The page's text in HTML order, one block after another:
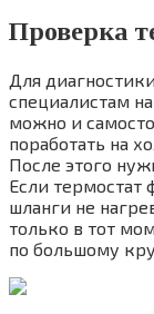
Проверка
Для
специалистам
можно и
поработать на
После этого
Если
шланги не
только в тот
по большому